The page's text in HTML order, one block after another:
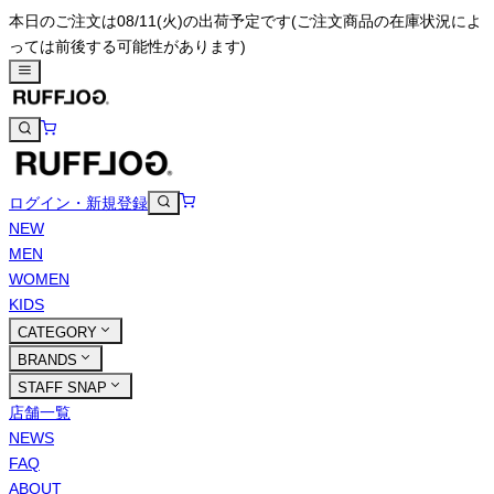
本日のご注文は08/11(火)の出荷予定です(ご注文商品の在庫状況によ
っては前後する可能性があります)
ログイン・新規登録
NEW
MEN
WOMEN
KIDS
CATEGORY
BRANDS
STAFF SNAP
店舗一覧
NEWS
FAQ
ABOUT